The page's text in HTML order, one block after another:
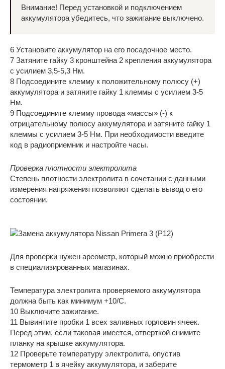
Внимание! Перед установкой и подключением
аккумулятора убедитесь, что зажигание выключено.
6 Установите аккумулятор на его посадочное место.
7 Затяните гайку 3 кронштейна 2 крепления аккумулятора
с усилием 3,5-5,3 Нм.
8 Подсоедините клемму к положительному полюсу (+)
аккумулятора и затяните гайку 1 клеммы с усилием 3-5
Нм.
9 Подсоедините клемму провода «массы» (-) к
отрицательному полюсу аккумулятора и затяните гайку 1
клеммы с усилием 3-5 Нм. При необходимости введите
код в радиоприемник и настройте часы.
Проверка плотности электролита
Степень плотности электролита в сочетании с данными
измерения напряжения позволяют сделать вывод о его
состоянии.
Для проверки нужен ареометр, который можно приобрести
в специализированных магазинах.
Температура электролита проверяемого аккумулятора
должна быть как минимум +10/С.
10 Выключите зажигание.
11 Вывинтите пробки 1 всех заливных горловин ячеек.
Перед этим, если таковая имеется, отверткой снимите
планку на крышке аккумулятора.
12 Проверьте температуру электролита, опустив
термометр 1 в ячейку аккумулятора, и заберите